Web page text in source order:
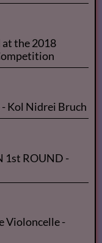
the 2018
- Kol Nidrei Bruch
1st ROUND -
Violoncelle -